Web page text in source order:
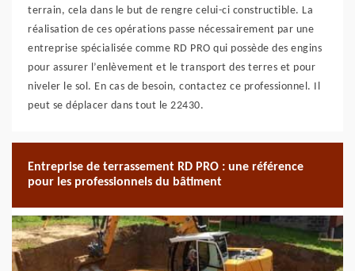
terrain, cela dans le but de rengre celui-ci constructible. La
réalisation de ces opérations passe nécessairement par une
entreprise spécialisée comme RD PRO qui possède des engins
pour assurer l’enlèvement et le transport des terres et pour
niveler le sol. En cas de besoin, contactez ce professionnel. Il
peut se déplacer dans tout le 22430.
Entreprise de terrassement RD PRO : une référence
pour les professionnels du bâtiment